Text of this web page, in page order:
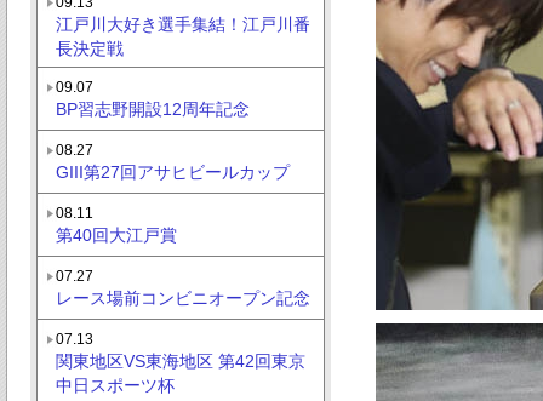
江戸川大好き選手集結！江戸川番
長決定戦
09.07
BP習志野開設12周年記念
08.27
GIII第27回アサヒビールカップ
08.11
第40回大江戸賞
07.27
レース場前コンビニオープン記念
07.13
関東地区VS東海地区 第42回東京
中日スポーツ杯